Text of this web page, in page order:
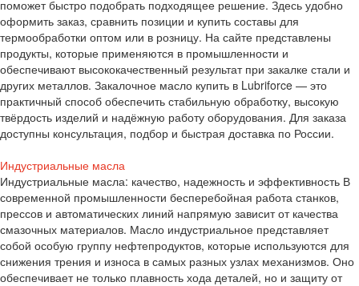
поможет быстро подобрать подходящее решение. Здесь удобно
оформить заказ, сравнить позиции и купить составы для
термообработки оптом или в розницу. На сайте представлены
продукты, которые применяются в промышленности и
обеспечивают высококачественный результат при закалке стали и
других металлов. Закалочное масло купить в Lubriforce — это
практичный способ обеспечить стабильную обработку, высокую
твёрдость изделий и надёжную работу оборудования. Для заказа
доступны консультация, подбор и быстрая доставка по России.
Индустриальные масла
Индустриальные масла: качество, надежность и эффективность В
современной промышленности бесперебойная работа станков,
прессов и автоматических линий напрямую зависит от качества
смазочных материалов. Масло индустриальное представляет
собой особую группу нефтепродуктов, которые используются для
снижения трения и износа в самых разных узлах механизмов. Оно
обеспечивает не только плавность хода деталей, но и защиту от